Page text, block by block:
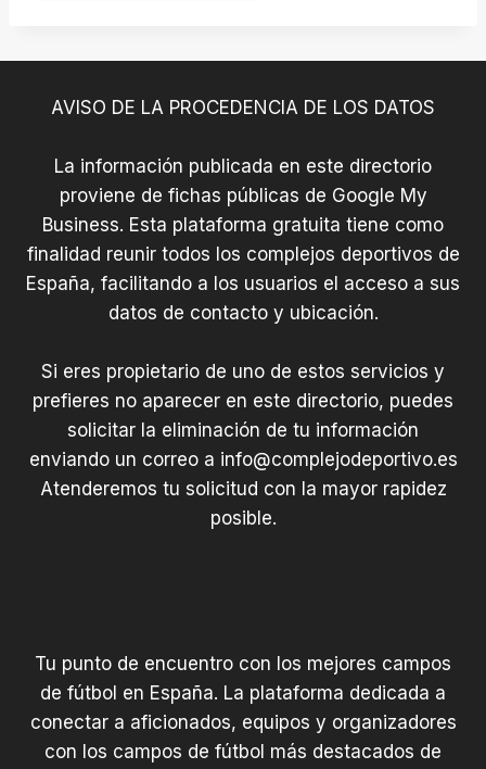
AVISO DE LA PROCEDENCIA DE LOS DATOS
La información publicada en este directorio
proviene de fichas públicas de Google My
Business. Esta plataforma gratuita tiene como
finalidad reunir todos los complejos deportivos de
España, facilitando a los usuarios el acceso a sus
datos de contacto y ubicación.
Si eres propietario de uno de estos servicios y
prefieres no aparecer en este directorio, puedes
solicitar la eliminación de tu información
enviando un correo a info@complejodeportivo.es
Atenderemos tu solicitud con la mayor rapidez
posible.
Tu punto de encuentro con los mejores campos
de fútbol en España. La plataforma dedicada a
conectar a aficionados, equipos y organizadores
con los campos de fútbol más destacados de